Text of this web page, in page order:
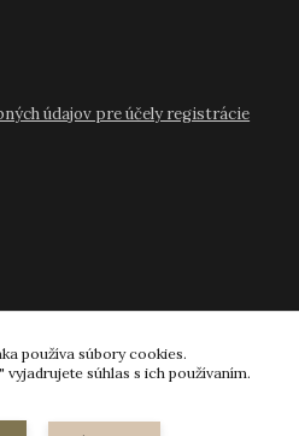
údajov pre účely registrácie
používa súbory cookies.
súhlas s ich používaním.